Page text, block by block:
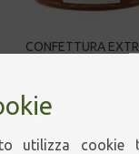
CONFETTURA
utilizza cookie